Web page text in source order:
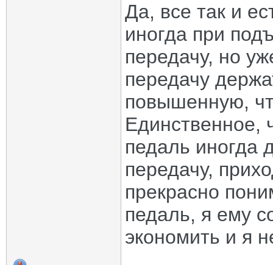
Да, все так и
иногда при
передачу, но
передачу
повышенную,
Единственное,
педаль иногда
передачу,
прекрасно
педаль, я ему
экономить и я